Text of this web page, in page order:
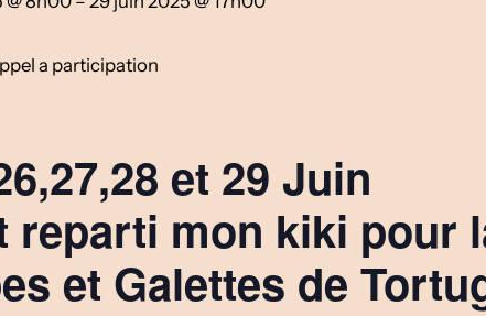
et 29 Juin
reparti mon kiki pour
et Galettes de